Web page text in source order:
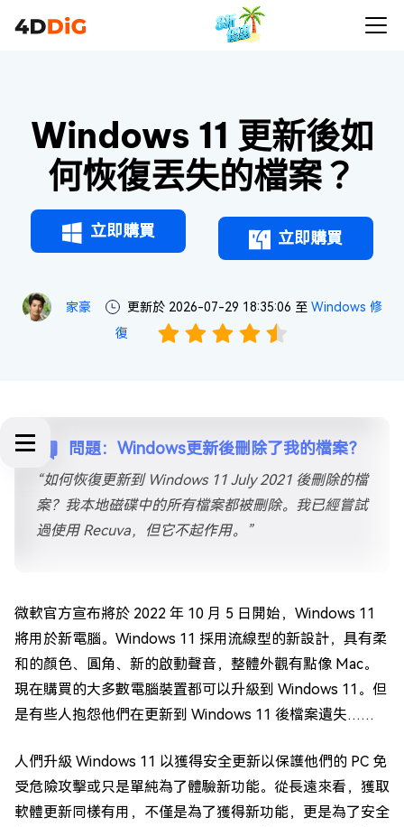
Windows 11 更新後如
何恢復丟失的檔案？
立即購買 立即購買
家豪 更新於 2026-07-29 18:35:06 至 Windows 修
復
問題：Windows更新後刪除了我的檔案？
“如何恢復更新到 Windows 11 July 2021 後刪除的檔
案？我本地磁碟中的所有檔案都被刪除。我已經嘗試
過使用 Recuva，但它不起作用。”
微軟官方宣布將於 2022 年 10 月 5 日開始，Windows 11
將用於新電腦。Windows 11 採用流線型的新設計，具有柔
和的顏色、圓角、新的啟動聲音，整體外觀有點像 Mac。
現在購買的大多數電腦裝置都可以升級到 Windows 11。但
是有些人抱怨他們在更新到 Windows 11 後檔案遺失……
人們升級 Windows 11 以獲得安全更新以保護他們的 PC 免
受危險攻擊或只是單純為了體驗新功能。從長遠來看，獲取
軟體更新同樣有用，不僅是為了獲得新功能，更是為了安全